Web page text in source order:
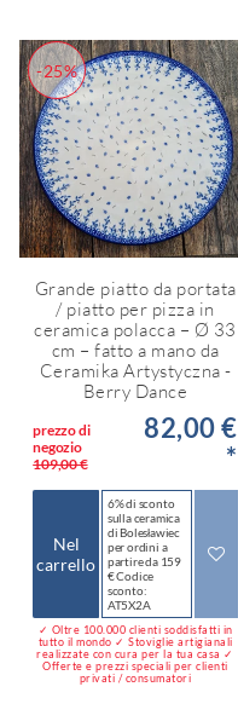
-25%
Grande piatto da portata
/ piatto per pizza in
ceramica polacca – Ø 33
cm – fatto a mano da
Ceramika Artystyczna -
Berry Dance
prezzo di
negozio
109,00 €
82,00 €
*
Nel
carrello
6% di sconto
sulla ceramica
di Bolesławiec
per ordini a
partire da 159
€ Codice
sconto:
AT5X2A
✓ Oltre 100.000 clienti soddisfatti in
tutto il mondo ✓ Stoviglie artigianali
realizzate con cura per la tua casa ✓
Offerte e prezzi speciali per clienti
privati / consumatori